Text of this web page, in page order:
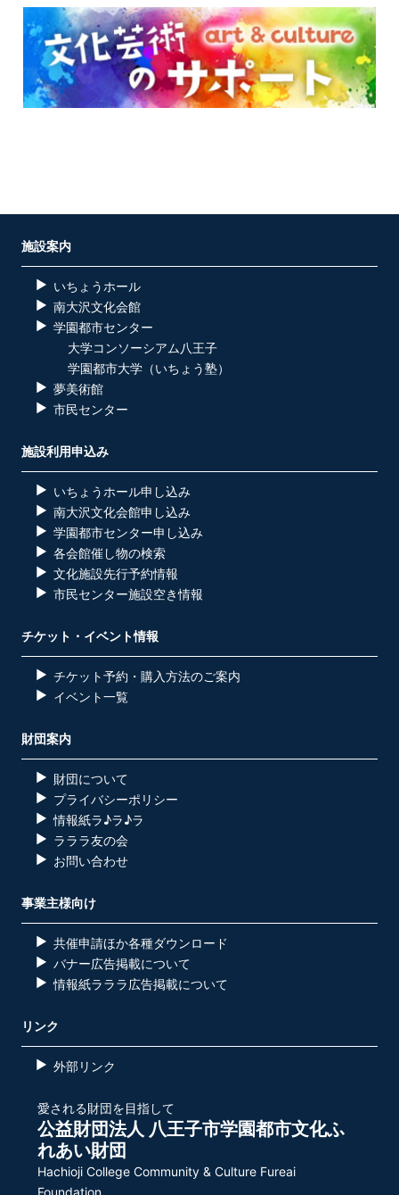
愛される財団を目指して
公益財団法人 八王子市学園都市文化ふ
れあい財団
Hachioji College Community & Culture Fureai
Foundation
施設案内
いちょうホール
南大沢文化会館
学園都市センター
大学コンソーシアム八王子
学園都市大学（いちょう塾）
夢美術館
市民センター
施設利用申込み
いちょうホール申し込み
南大沢文化会館申し込み
学園都市センター申し込み
各会館催し物の検索
文化施設先行予約情報
市民センター施設空き情報
チケット・イベント情報
チケット予約・購入方法のご案内
イベント一覧
財団案内
財団について
プライバシーポリシー
情報紙ラ♪ラ♪ラ
ラララ友の会
お問い合わせ
事業主様向け
共催申請ほか各種ダウンロード
バナー広告掲載について
情報紙ラララ広告掲載について
リンク
外部リンク